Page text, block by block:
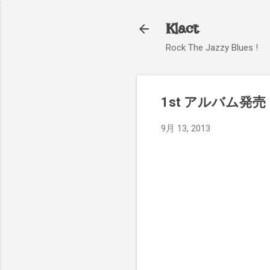
Klact
Rock The Jazzy Blues !
1st アルバム発売
9月 13, 2013